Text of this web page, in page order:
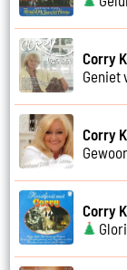
Corry
Geniet
Corry
Corry